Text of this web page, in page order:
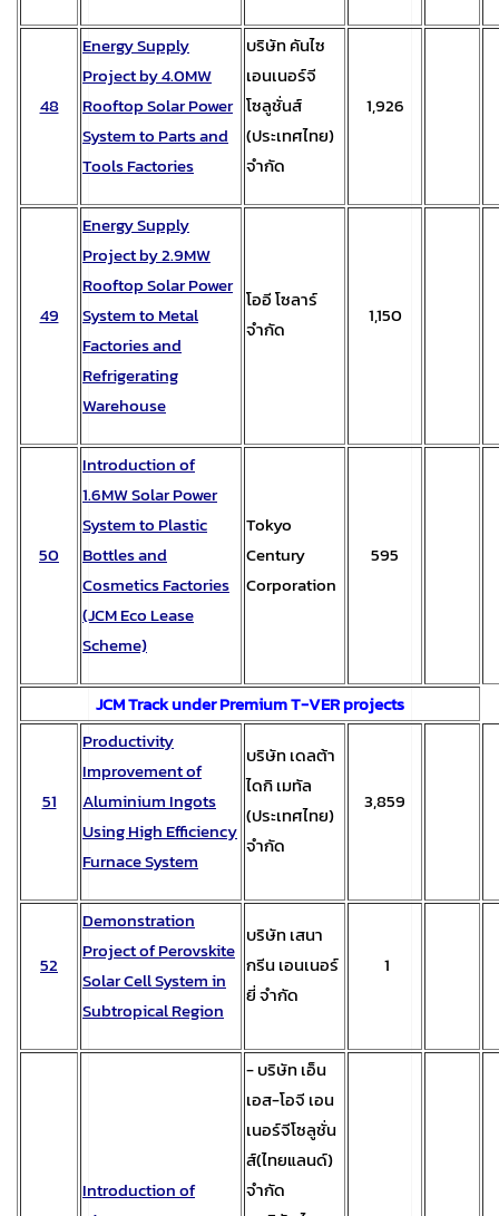
48
Energy Supply
Project by 4.0MW
Rooftop Solar Power
System to Parts and
Tools Factories
บริษัท คันไซ
เอนเนอร์จี
โซลูชั่นส์
(ประเทศไทย)
จำกัด
1,926
49
Energy Supply
Project by 2.9MW
Rooftop Solar Power
System to Metal
Factories and
Refrigerating
Warehouse
โออี โซลาร์
จำกัด
1,150
50
Introduction of
1.6MW Solar Power
System to Plastic
Bottles and
Cosmetics Factories
(JCM Eco Lease
Scheme)
Tokyo
Century
Corporation
595
JCM Track under Premium T-VER projects
51
Productivity
Improvement of
Aluminium Ingots
Using High Efficiency
Furnace System
บริษัท เดลต้า
ไดกิ เมทัล
(ประเทศไทย)
จำกัด
3,859
52
Demonstration
Project of Perovskite
Solar Cell System in
Subtropical Region
บริษัท เสนา
กรีน เอนเนอร์
ยี่ จำกัด
1
Introduction of
- บริษัท เอ็น
เอส-โอจี เอน
เนอร์จีโซลูชั่น
ส์(ไทยแลนด์)
จำกัด